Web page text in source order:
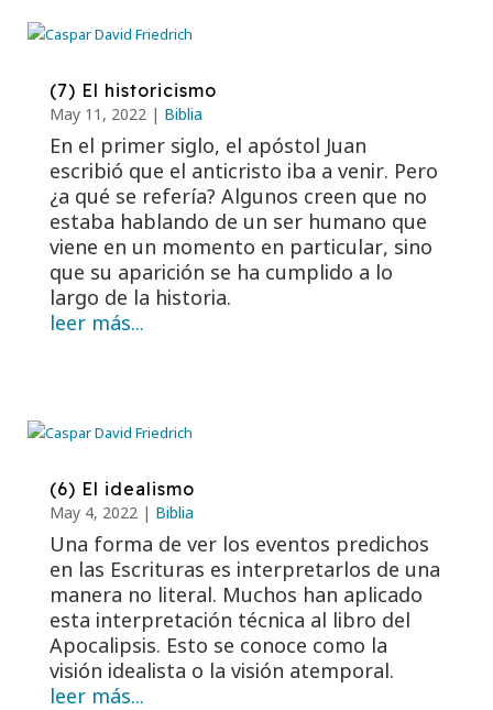
(7) El historicismo
May 11, 2022| Biblia
En el primer siglo, el apóstol Juan
escribió que el anticristo iba a venir. Pero
¿a qué se refería? Algunos creen que no
estaba hablando de un ser humano que
viene en un momento en particular, sino
que su aparición se ha cumplido a lo
largo de la historia.
leer más...
(6) El idealismo
May 4, 2022| Biblia
Una forma de ver los eventos predichos
en las Escrituras es interpretarlos de una
manera no literal. Muchos han aplicado
esta interpretación técnica al libro del
Apocalipsis. Esto se conoce como la
visión idealista o la visión atemporal.
leer más...